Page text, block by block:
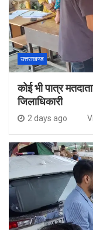
उत्तराखण्ड
कोई भी पात्र
जिलाधिकारी
2 days ago